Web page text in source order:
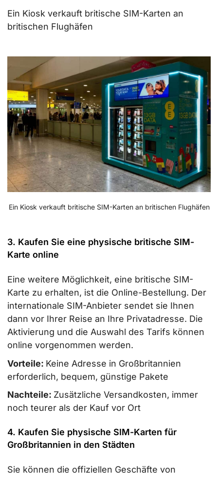
Ein Kiosk verkauft britische SIM-Karten an
britischen Flughäfen
Ein Kiosk verkauft britische SIM-Karten an britischen Flughäfen
3. Kaufen Sie eine physische britische SIM-
Karte online
Eine weitere Möglichkeit, eine britische SIM-
Karte zu erhalten, ist die Online-Bestellung. Der
internationale SIM-Anbieter sendet sie Ihnen
dann vor Ihrer Reise an Ihre Privatadresse. Die
Aktivierung und die Auswahl des Tarifs können
online vorgenommen werden.
Vorteile: Keine Adresse in Großbritannien
erforderlich, bequem, günstige Pakete
Nachteile: Zusätzliche Versandkosten, immer
noch teurer als der Kauf vor Ort
4. Kaufen Sie physische SIM-Karten für
Großbritannien in den Städten
Sie können die offiziellen Geschäfte von